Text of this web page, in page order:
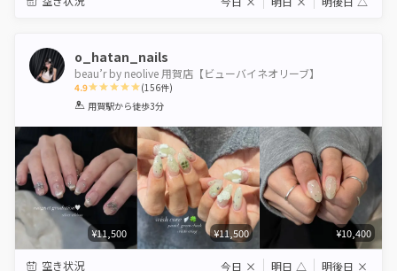
o_hatan_nails
beau’r by neolive 用賀店【ビューバイネオリーブ】
4.9
1 2 3 4 5
(156件)
用賀駅から徒歩3分
¥11,500 ¥11,500 ¥10,400
空き状況 今日 × 明日 △ 明後日 ×